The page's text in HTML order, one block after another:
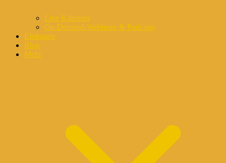
Live Kalender
On-Demand-Webinare & Podcasts
Eintragen
Blog
Mehr